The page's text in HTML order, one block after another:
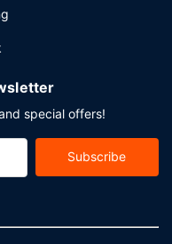
special offers!
Subscribe